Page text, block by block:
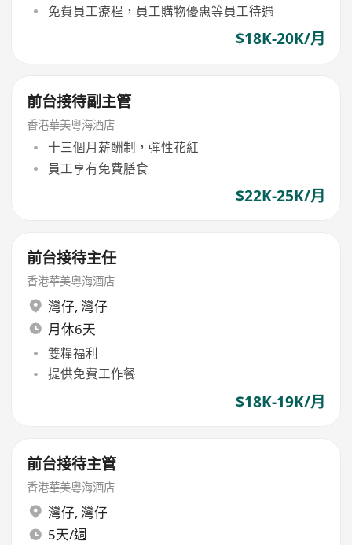
免費員工療程，員工購物優惠等員工待遇
$18K-20K/月
前台接待副主管
香港華美粵海酒店
十三個月薪酬制，彈性花紅
員工享有免費膳食
$22K-25K/月
前台接待主任
香港華美粵海酒店
灣仔, 灣仔
月休6天
雙糧福利
提供免費工作餐
$18K-19K/月
前台接待主管
香港華美粵海酒店
灣仔, 灣仔
5天/週